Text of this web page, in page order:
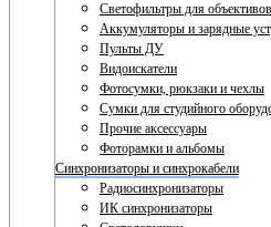
Светофильтры для объективов
Аккумуляторы и зарядные
Пульты ДУ
Видоискатели
Фотосумки, рюкзаки и чехлы
Сумки для студийного
Прочие аксессуары
Фоторамки и альбомы
Синхронизаторы и синхрокабели
Радиосинхронизаторы
ИК синхронизаторы